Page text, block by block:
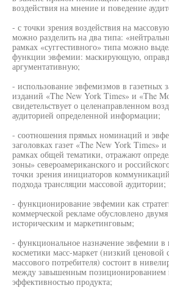
воздействия на мнение и поведение
- с точки зрения воздействия на
можно разделить на два типа:
рамках «суггестивного» типа можно
функции эвфемии: маскирующую,
аргументативную;
- использование эвфемизмов в газетных
изданий «The New York Times» и «The
свидетельствует о целенаправленном
аудиторией определенной информации;
- соотношения прямых номинаций и
заголовках газет «The New York Times»
рамках общей тематики, отражают
зоны» североамериканского и
точки зрения инициаторов
подхода трансляции массовой аудитории;
- функционирование эвфемии как
коммерческой рекламе обусловлено
историческим и маркетинговым;
- функциональное назначение эвфемии в
косметики масс-маркет (низкий ценовой
массового потребителя) состоит в
между завышенным позиционированием
эффективностью продукта;